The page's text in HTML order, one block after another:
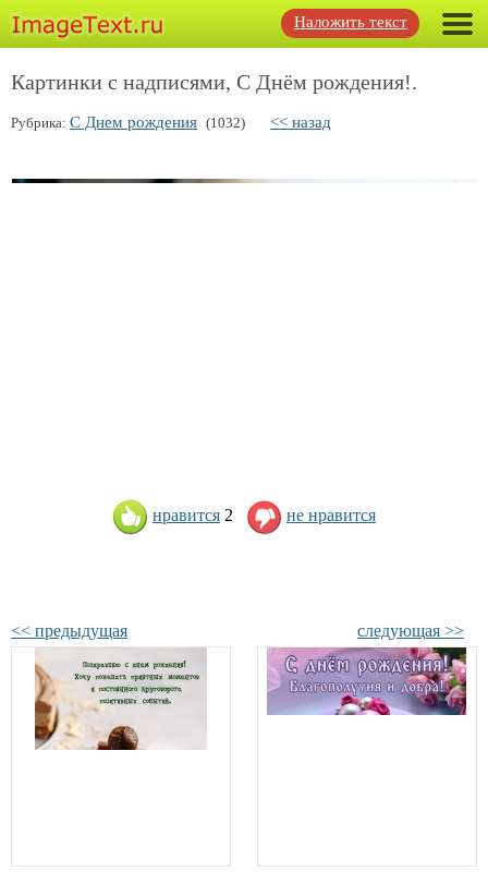
Наложить текст
Картинки с надписями, С Днём рождения!.
Рубрика: С Днем рождения (1032) << назад
нравится 2 не нравится
<< предыдущая следующая >>